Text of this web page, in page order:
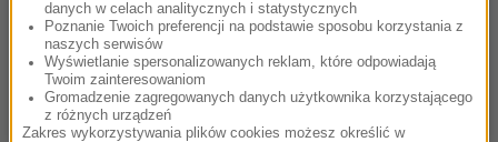
danych w celach analitycznych i statystycznych
Poznanie Twoich preferencji na podstawie sposobu korzystania z
naszych serwisów
Wyświetlanie spersonalizowanych reklam, które odpowiadają
Twoim zainteresowaniom
Gromadzenie zagregowanych danych użytkownika korzystającego
z różnych urządzeń
Zakres wykorzystywania plików cookies możesz określić w